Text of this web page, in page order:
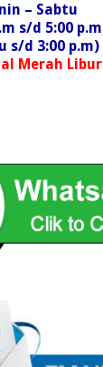
– Sabtu
s/d 5:00 p.m
s/d 3:00 p.m)
Merah Libur